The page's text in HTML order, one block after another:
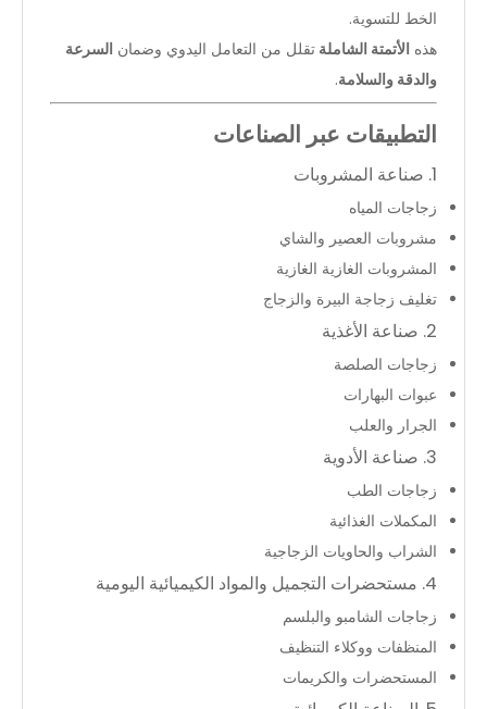
الخط للتسوية.
هذه الأتمتة الشاملة تقلل من التعامل اليدوي وضمان السرعة
والدقة والسلامة.
التطبيقات عبر الصناعات
1. صناعة المشروبات
زجاجات المياه
مشروبات العصير والشاي
المشروبات الغازية الغازية
تغليف زجاجة البيرة والزجاج
2. صناعة الأغذية
زجاجات الصلصة
عبوات البهارات
الجرار والعلب
3. صناعة الأدوية
زجاجات الطب
المكملات الغذائية
الشراب والحاويات الزجاجية
4. مستحضرات التجميل والمواد الكيميائية اليومية
زجاجات الشامبو والبلسم
المنظفات ووكلاء التنظيف
المستحضرات والكريمات